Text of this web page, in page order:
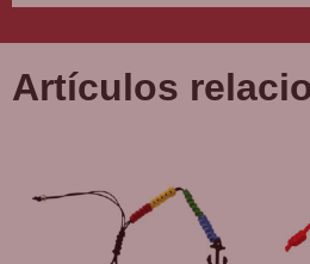
Artículos